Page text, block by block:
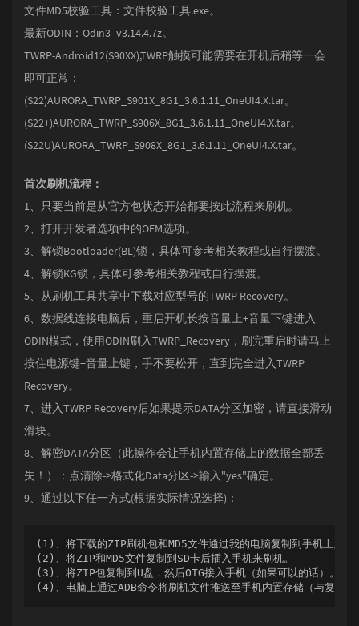
文件MD5校验工具：文件校验工具.exe。
最新ODIN：Odin3_v3.14.4.7z。
TWRP-Android12(S90XX),TWRP触摸可能需要在开机后稍等一会
即可正常：
(S22)AURORA_TWRP_S901X_8G1_3.6.1.11_OneUI4.X.tar。
(S22+)AURORA_TWRP_S906X_8G1_3.6.1.11_OneUI4.X.tar。
(S22U)AURORA_TWRP_S908X_8G1_3.6.1.11_OneUI4.X.tar。
首次刷机流程：
1、只要当前是从官方包状态开始都要按此流程来刷机。
2、打开开发者选项中的OEM选项。
3、解锁Bootloader(BL)锁，具体可参考相关教程或自行摆渡。
4、解锁KG锁，具体可参考相关教程或自行摆渡。
5、从刷机工具共享中下载对应型号的TWRP Recovery。
6、数据线连接电脑后，重启开机长按音量上+音量下键进入
ODIN模式，使用ODIN刷入TWRP_Recovery，刷完重启时请马上
按住电源键+音量上键，手不要松开，直到完全进入TWRP
Recovery。
7、进入TWRP Recovery后如果提示DATA分区加密，请直接滑动
滑块。
8、解密DATA分区（此操作会让手机内置存储上的数据全部丢
失！）：点清除->格式化Data分区->输入"yes"确定。
9、通过以下任一方式(根据实际情况选择)：
(1)、将下载的ZIP刷机包和MD5文件通过我的电脑复制到手机上。
(2)、将ZIP和MD5文件复制到SD卡后插入手机来刷机。
(3)、将ZIP包复制到U盘，然后OTG接入手机（如果可以的话）。
(4)、电脑上通过ADB命令将刷机文件推送至手机内置存储（与